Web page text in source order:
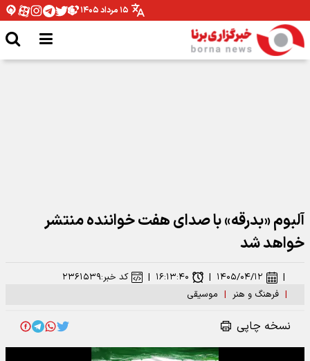
۱۵ مرداد ۱۴۰۵
آلبوم «بدرقه» با صدای هفت خواننده منتشر
خواهد شد
| فرهنگ و هنر | موسیقی
| ۱۴۰۵/۰۴/۱۲ | ۱۶:۱۳:۴۰ | کد خبر:۲۳۶۱۵۳۹
نسخه چاپی